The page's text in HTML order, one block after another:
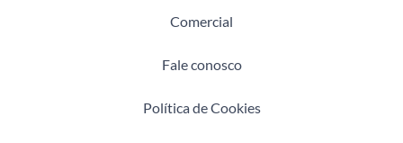
Comercial
Fale conosco
Política de Cookies